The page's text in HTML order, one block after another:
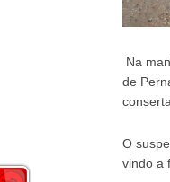
Na
de
O
vindo a